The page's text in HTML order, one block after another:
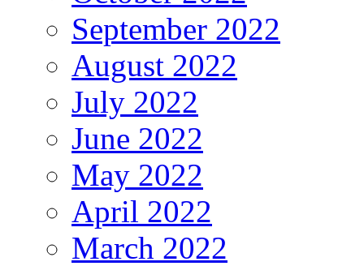
September 2022
August 2022
July 2022
June 2022
May 2022
April 2022
March 2022